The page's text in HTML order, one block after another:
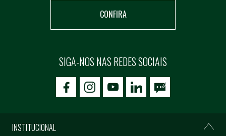
CONFIRA
SIGA-NOS NAS REDES SOCIAIS
icon-facebookicon-social02icon-social03
INSTITUCIONAL